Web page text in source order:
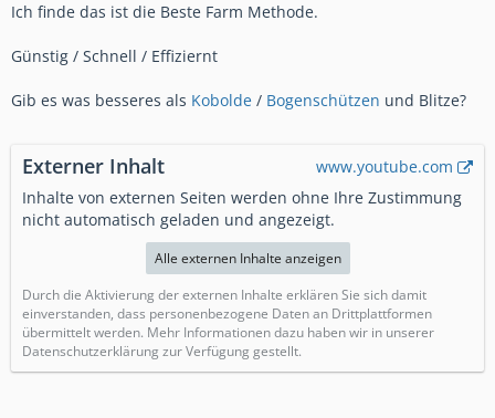
Ich finde das ist die Beste Farm Methode.
Günstig / Schnell / Effiziernt
Gib es was besseres als Kobolde / Bogenschützen und Blitze?
Externer Inhalt
www.youtube.com
Inhalte von externen Seiten werden ohne Ihre Zustimmung
nicht automatisch geladen und angezeigt.
Alle externen Inhalte anzeigen
Durch die Aktivierung der externen Inhalte erklären Sie sich damit
einverstanden, dass personenbezogene Daten an Drittplattformen
übermittelt werden. Mehr Informationen dazu haben wir in unserer
Datenschutzerklärung zur Verfügung gestellt.